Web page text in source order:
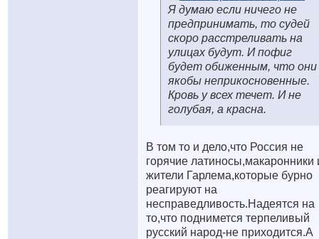
Я думаю если ничего не
предпринимать, то судей
скоро расстреливать на
улицах будут. И пофиг
будет обиженным, что они
якобы неприкосновенные.
Кровь у всех течет. И не
голубая, а красна.
В том то и дело,что Россия не
горячие латиносы,макаронники
жители Гарлема,которые бурно
реагируют на
несправедливость.Надеятся на
то,что поднимется терпеливый
русский народ-не приходится.А